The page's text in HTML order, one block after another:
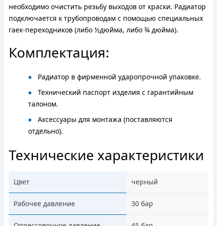
необходимо очистить резьбу выходов от краски. Радиатор
подключается к трубопроводам с помощью специальных
гаек-переходников (либо ½дюйма, либо ¾ дюйма).
Комплектация:
Радиатор в фирменной ударопрочной упаковке.
Технический паспорт изделия с гарантийным
талоном.
Аксессуары для монтажа (поставляются
отдельно).
Технические характеристики
Цвет черный
Рабочее давление 30 бар